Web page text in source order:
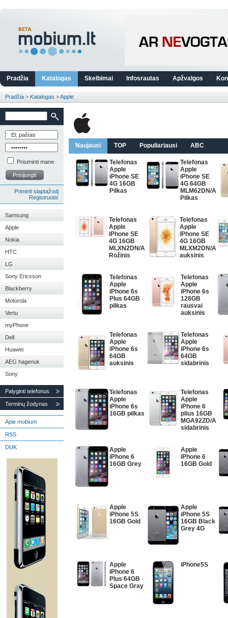
Pradžia Katalogas Skelbimai Infosrautas Apžvalgos
Pradžia > Katalogas >Apple
Prisiminti mane
Prisijungti
Priminti slaptažodį
Registruotis
Samsung
Apple
Nokia
HTC
LG
Sony Ericsson
Blackberry
Motorola
Vertu
myPhone
Dell
Huawei
AEG hagenuk
Sony
Palyginti telefonus
Terminų žodynas
Apie mobium
RSS
DUK
Naujausi TOP Populiariausi ABC
Telefonas
Apple
iPhone SE
4G 16GB
Pilkas
Telefonas
Apple
iPhone SE
4G 64GB
MLM62DN/A
Pilkas
Telefonas
Apple
iPhone SE
4G 16GB
MLXN2DN/A
Rožinis
Telefonas
Apple
iPhone SE
4G 16GB
MLXM2DN/A
auksinis
Telefonas
Apple
iPhone 6s
Plus 64GB
pilkas
Telefonas
Apple
iPhone 6s
128GB
rausvai
auksinis
Telefonas
Apple
iPhone 6s
64GB
auksinis
Telefonas
Apple
iPhone 6s
64GB
sidabrinis
Telefonas
Apple
iPhone 6s
16GB pilkas
Telefonas
Apple
iPhone 6
plius 16GB
MGA92ZD/A
sidabrinis
Apple
iPhone 6
16GB Grey
Apple
iPhone 6
16GB Gold
Apple
iPhone 5S
16GB Gold
Apple
iPhone 5S
16GB Black
Grey 4G
Apple
iPhone 6
Plus 64GB
Space Gray
iPhone5S